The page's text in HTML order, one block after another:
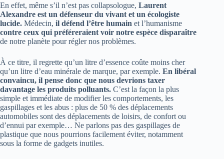
En effet, même s’il n’est pas collapsologue, Laurent
Alexandre est un défenseur du vivant et un écologiste
lucide. Médecin, il défend l’être humain et l’humanisme
contre ceux qui préféreraient voir notre espèce disparaître
de notre planète pour régler nos problèmes.
À ce titre, il regrette qu’un litre d’essence coûte moins cher
qu’un litre d’eau minérale de marque, par exemple. En libéral
convaincu, il pense donc que nous devrions taxer
davantage les produits polluants. C’est la façon la plus
simple et immédiate de modifier les comportements, les
gaspillages et les abus : plus de 50 % des déplacements
automobiles sont des déplacements de loisirs, de confort ou
d’ennui par exemple… Ne parlons pas des gaspillages de
plastique que nous pourrions facilement éviter, notamment
sous la forme de gadgets inutiles.